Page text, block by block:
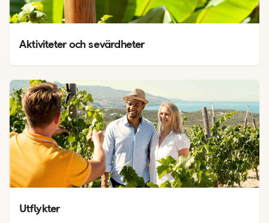
Aktiviteter och sevärdheter
Utflykter